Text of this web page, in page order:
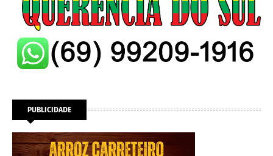
PUBLICIDADE